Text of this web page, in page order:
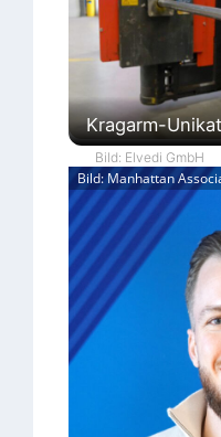
Kragarm-
Bild: Elvedi GmbH
Bild: Manhattan